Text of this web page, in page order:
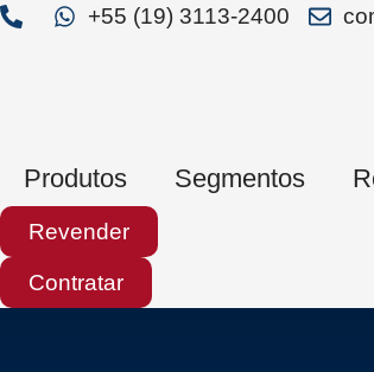
+55 (19) 3113-2400
Produtos Segmentos
Revender
Contratar